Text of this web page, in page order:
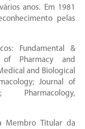
anos. Em 1981
pelas
Fundamental &
of Pharmacy and
and Biological
Journal of
Pharmacology,
Membro Titular da